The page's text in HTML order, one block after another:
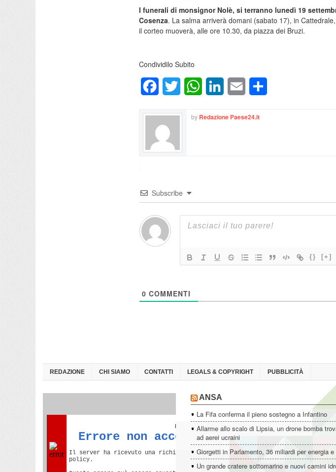
I funerali di monsignor Nolè, si terranno lunedì 19
Cosenza. La salma arriverà domani (sabato 17), in
il corteo muoverà, alle ore 10.30, da piazza dei Bruzi.
Condividilo Subito
FacebookTwitter WhatsAppLinkedInEmail
by Redazione Paese24.it
Subscribe
{} [+]
0 COMMENTI
REDAZIONE CHI SIAMO CONTATTI LEGALS & COPYRIGHT PUBBLICITÀ
ANSA
La Fifa conferma il pieno sostegno a Infantino
Allarme allo scalo di Lipsia, un drone bomba
ad aerei ucraini
Giorgetti in Parlamento, 36 miliardi per energia e
Un grande cratere sottomarino e nuovi camini